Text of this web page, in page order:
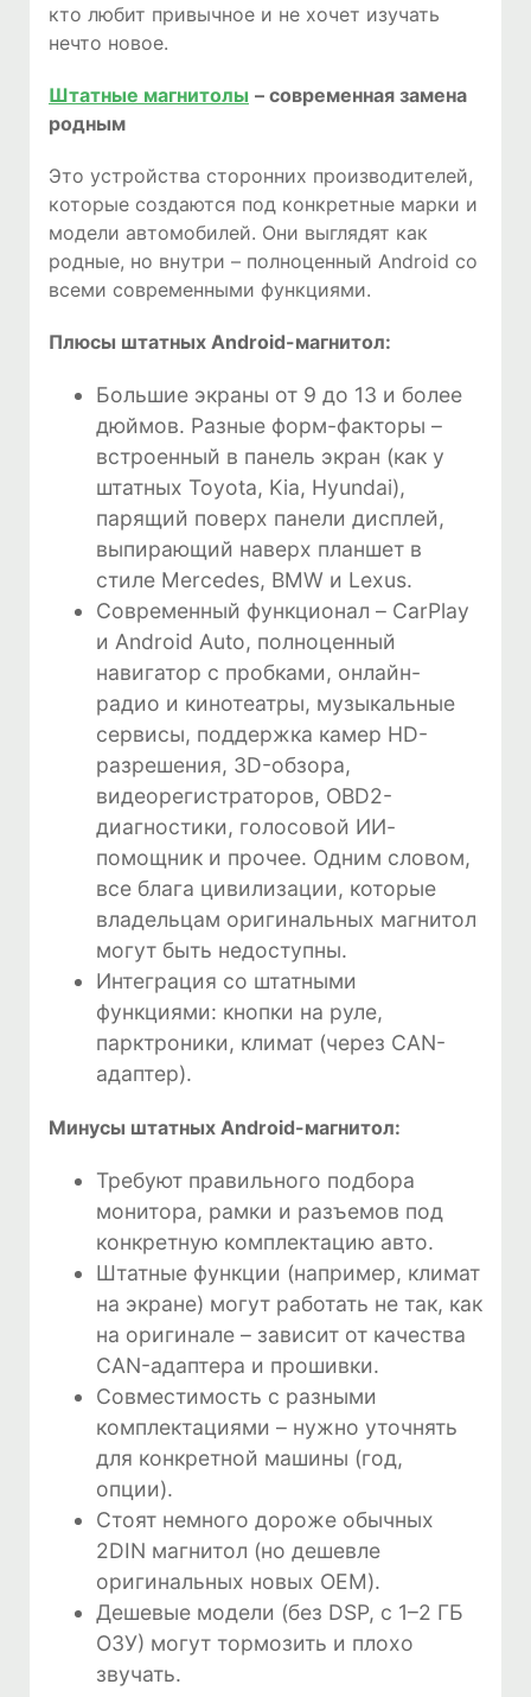
кто любит привычное и не хочет изучать
нечто новое.
Штатные магнитолы – современная замена
родным
Это устройства сторонних производителей,
которые создаются под конкретные марки и
модели автомобилей. Они выглядят как
родные, но внутри – полноценный Android со
всеми современными функциями.
Плюсы штатных Android-магнитол:
Большие экраны от 9 до 13 и более
дюймов. Разные форм-факторы –
встроенный в панель экран (как у
штатных Toyota, Kia, Hyundai),
парящий поверх панели дисплей,
выпирающий наверх планшет в
стиле Mercedes, BMW и Lexus.
Современный функционал – CarPlay
и Android Auto, полноценный
навигатор с пробками, онлайн-
радио и кинотеатры, музыкальные
сервисы, поддержка камер HD-
разрешения, 3D-обзора,
видеорегистраторов, OBD2-
диагностики, голосовой ИИ-
помощник и прочее. Одним словом,
все блага цивилизации, которые
владельцам оригинальных магнитол
могут быть недоступны.
Интеграция со штатными
функциями: кнопки на руле,
парктроники, климат (через CAN-
адаптер).
Минусы штатных Android-магнитол:
Требуют правильного подбора
монитора, рамки и разъемов под
конкретную комплектацию авто.
Штатные функции (например, климат
на экране) могут работать не так, как
на оригинале – зависит от качества
CAN-адаптера и прошивки.
Совместимость с разными
комплектациями – нужно уточнять
для конкретной машины (год,
опции).
Стоят немного дороже обычных
2DIN магнитол (но дешевле
оригинальных новых OEM).
Дешевые модели (без DSP, с 1–2 ГБ
ОЗУ) могут тормозить и плохо
звучать.